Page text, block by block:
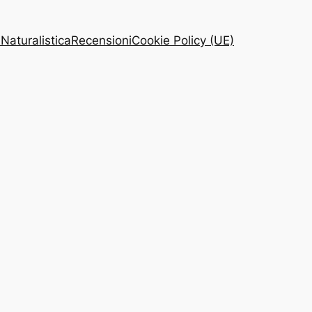
RecensioniCookie Policy (UE)